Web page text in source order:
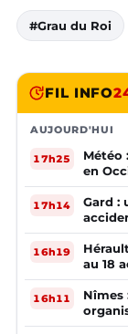
#Grau du Roi
FIL INFO
AUJOURD'HUI
17h25
Météo
en
17h14
Gard :
16h19
au 18
16h11